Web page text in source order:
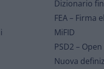
Dizionario
FEA – Firma
MiFID
PSD2 –
Nuova